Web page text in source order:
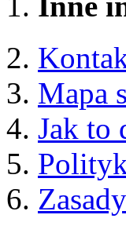
Mapa
Jak to